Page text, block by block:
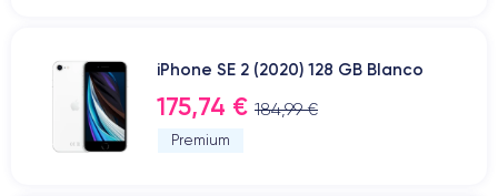
iPhone SE 2 (2020) 128 GB Blanco
175,74 € 184,99 €
Premium